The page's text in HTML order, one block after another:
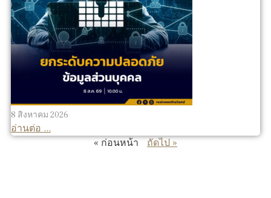
8 สิงหาคม 2026
อ่านต่อ ...
« ก่อนหน้า
ถัดไป »